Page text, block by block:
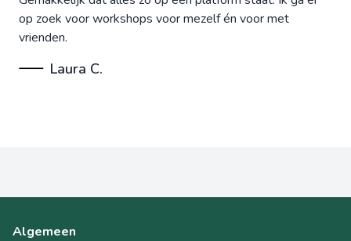
op zoek voor workshops voor mezelf én voor met
vrienden.
Laura C.
Algemeen